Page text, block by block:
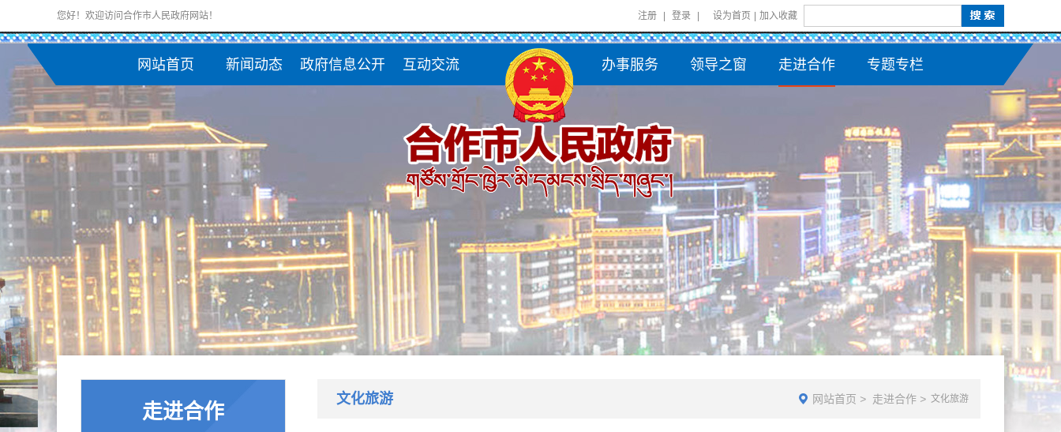
您好！欢迎访问合作市人民政府网站！ 注册 登录 设为首页 加入收藏
网站首页 新闻动态 政府信息公开 互动交流 办事服务 领导之窗 走进合作 专题专栏
走进合作
文化旅游 网站首页 > 走进合作 > 文化旅游